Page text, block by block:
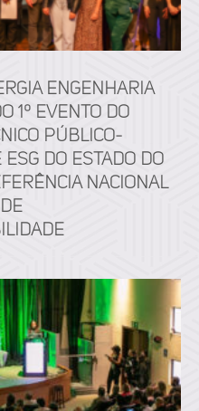
Engenharia
1º Evento do
Público-
do Estado do
nacional